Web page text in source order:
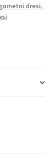
dresi,